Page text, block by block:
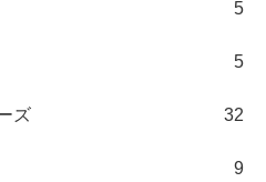
5
5
ズ 32
9